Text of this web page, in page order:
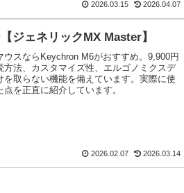
2026.03.15 2026.04.07
ジェネリックMX Master】
スならKeychron M6がおすすめ。9,900円
方法、カスタマイズ性、エルゴノミクスデ
取らない機能を備えています。実際に使
を正直に紹介しています。
2026.02.07 2026.03.14